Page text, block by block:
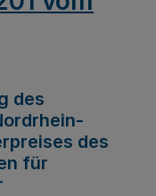
des
des
für